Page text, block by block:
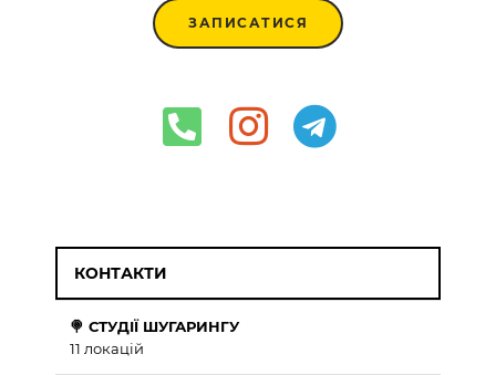
ЗАПИСАТИСЯ
КОНТАКТИ
🍭 СТУДІЇ ШУГАРИНГУ
11 локацій